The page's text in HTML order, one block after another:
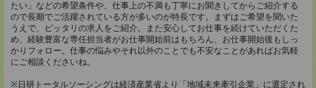
たい」などの希望条件や、仕事上の不満も丁寧にお聞きしてからご紹介する
ので長期でご活躍されている方が多いのが特長です。まずはご希望を聞いた
うえで、ピッタリの求人をご紹介。また安心してお仕事を続けていただくた
め、経験豊富な専任担当者がお仕事開始前はもちろん、お仕事開始後もしっ
かりフォロー。仕事の悩みやそれ以外のことでも不安なことがあればお気軽
にご相談くださいね。
※日研トータルソーシングは経済産業省より「地域未来牽引企業」に選定され